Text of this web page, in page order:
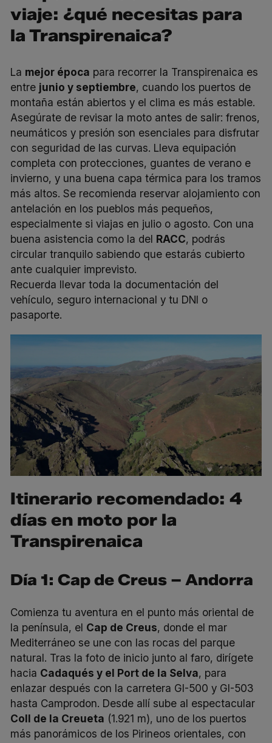
viaje: ¿qué necesitas para
la Transpirenaica?
La mejor época para recorrer la Transpirenaica es
entre junio y septiembre, cuando los puertos de
montaña están abiertos y el clima es más estable.
Asegúrate de revisar la moto antes de salir: frenos,
neumáticos y presión son esenciales para disfrutar
con seguridad de las curvas. Lleva equipación
completa con protecciones, guantes de verano e
invierno, y una buena capa térmica para los tramos
más altos. Se recomienda reservar alojamiento con
antelación en los pueblos más pequeños,
especialmente si viajas en julio o agosto. Con una
buena asistencia como la del RACC, podrás
circular tranquilo sabiendo que estarás cubierto
ante cualquier imprevisto.
Recuerda llevar toda la documentación del
vehículo, seguro internacional y tu DNI o
pasaporte.
Itinerario recomendado: 4
días en moto por la
Transpirenaica
Día 1: Cap de Creus – Andorra
Comienza tu aventura en el punto más oriental de
la península, el Cap de Creus, donde el mar
Mediterráneo se une con las rocas del parque
natural. Tras la foto de inicio junto al faro, dirígete
hacia Cadaqués y el Port de la Selva, para
enlazar después con la carretera GI-500 y GI-503
hasta Camprodon. Desde allí sube al espectacular
Coll de la Creueta (1.921 m), uno de los puertos
más panorámicos de los Pirineos orientales, con